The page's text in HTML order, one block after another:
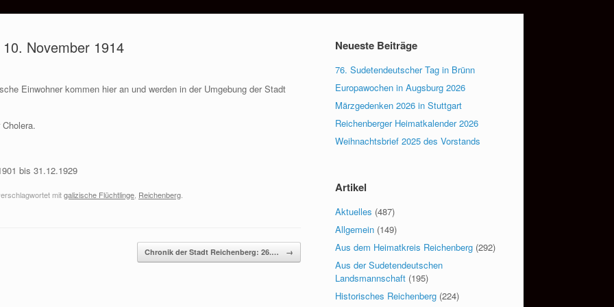
November 1914
Einwohner kommen hier an und werden in der Umgebung der Stadt
bis 31.12.1929
mitgalizische Flüchtlinge Reichenberg
Chronik der Stadt Reichenberg: 26.… →
Neueste Beiträge
76. Sudetendeutscher Tag in Brünn
Europawochen in Augsburg 2026
Märzgedenken 2026 in Stuttgart
Reichenberger Heimatkalender 2026
Weihnachtsbrief 2025 des Vorstands
Artikel
Aktuelles (487)
Allgemein (149)
Aus dem Heimatkreis Reichenberg (292)
Aus der Sudetendeutschen
Landsmannschaft (195)
Historisches Reichenberg (224)